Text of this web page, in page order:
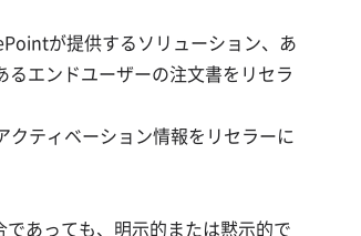
が提供するソリューション、あ
エンドユーザーの注文書をリセラ
ティベーション情報をリセラーに
あっても、明示的または黙示的で